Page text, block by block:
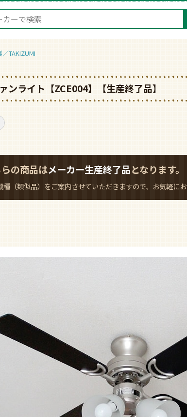
TAKIZUMI
ンライト【ZCE004】【生産終了品】
の商品はメーカー生産終了品となります。
種（類似品）をご案内させていただきますので、お気軽にお